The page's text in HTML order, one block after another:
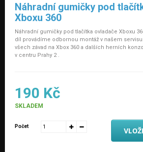
Náhradní gumičky pod
Xboxu 360
Náhradní gumičky pod tlačítka ovladače Xboxu
díl provádíme odbornou montáž v našem
všech závad na Xbox 360 a dalších herních
v centru Prahy 2 .
190 Kč
SKLADEM
Počet